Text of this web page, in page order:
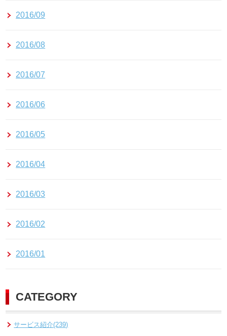
2016/09
2016/08
2016/07
2016/06
2016/05
2016/04
2016/03
2016/02
2016/01
CATEGORY
サービス紹介(239)